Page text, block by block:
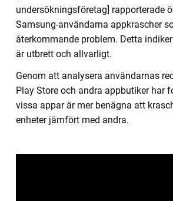
undersökningsföretag] rapporterade
Samsung-användarna appkrascher
återkommande problem. Detta
är utbrett och allvarligt.
Genom att analysera användarnas
Play Store och andra appbutiker har
vissa appar är mer benägna att
enheter jämfört med andra.